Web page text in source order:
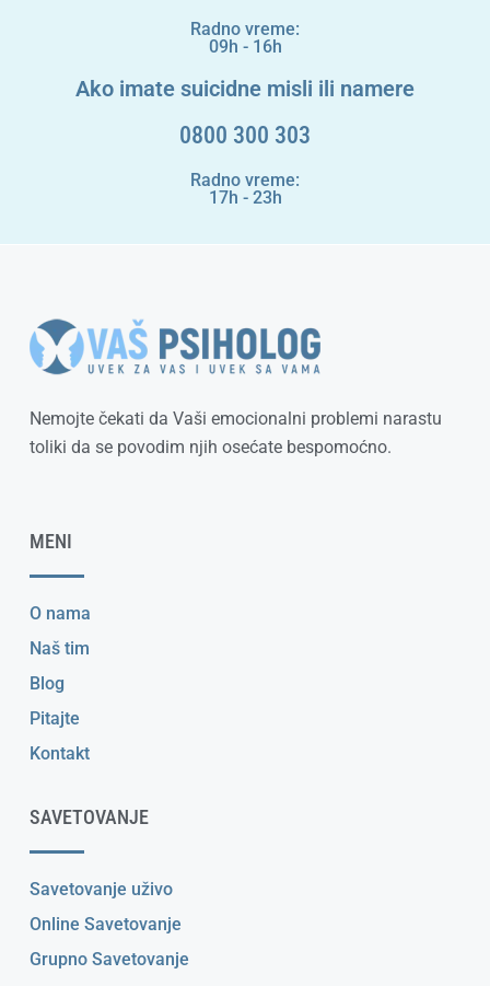
Radno vreme:
09h - 16h
Ako imate suicidne misli ili namere
0800 300 303
Radno vreme:
17h - 23h
Nemojte čekati da Vaši emocionalni problemi narastu
toliki da se povodim njih osećate bespomoćno.
MENI
O nama
Naš tim
Blog
Pitajte
Kontakt
SAVETOVANJE
Savetovanje uživo
Online Savetovanje
Grupno Savetovanje